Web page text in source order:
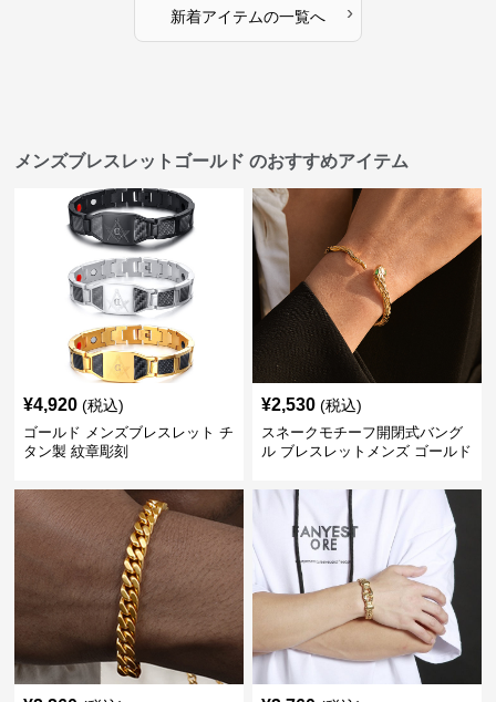
新着アイテムの一覧へ ›
メンズブレスレットゴールド のおすすめアイテム
¥4,920 (税込)
ゴールド メンズブレスレット チ
タン製 紋章彫刻
¥2,530 (税込)
スネークモチーフ開閉式バング
ル ブレスレットメンズ ゴールド